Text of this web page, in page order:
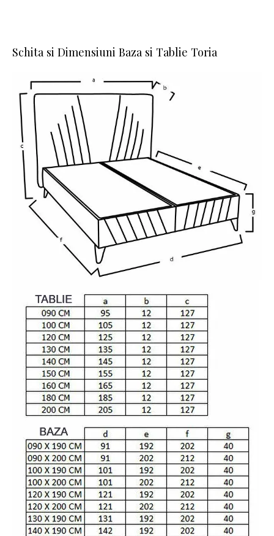
Schita si Dimensiuni Baza si Tablie Toria